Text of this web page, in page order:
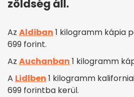
zöldség áll.
Az Aldiban 1 kilogramm kápia
699 forint.
Az Auchanban 1 kilogramm
A Lidlben 1 kilogramm
699 forintba kerül.